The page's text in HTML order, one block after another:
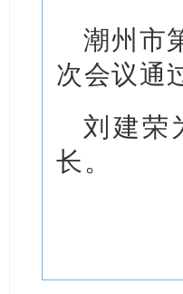
潮州市
次会议通
刘建荣
长。